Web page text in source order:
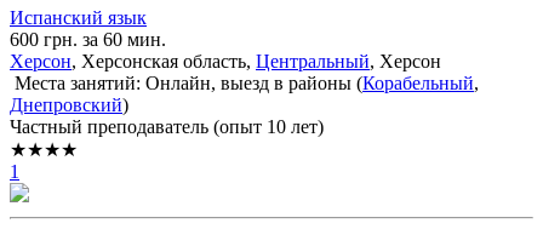
Испанский язык
600 грн. за 60 мин.
Херсон, Херсонская область, Центральный, Херсон
Места занятий: Онлайн, выезд в районы (Корабельный,
Днепровский)
Частный преподаватель (опыт 10 лет)
★★★★
1